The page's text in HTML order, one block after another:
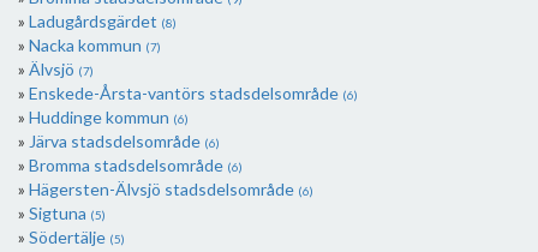
Ladugårdsgärdet (8)
Nacka kommun (7)
Älvsjö (7)
Enskede-Årsta-vantörs stadsdelsområde (6)
Huddinge kommun (6)
Järva stadsdelsområde (6)
Bromma stadsdelsområde (6)
Hägersten-Älvsjö stadsdelsområde (6)
Sigtuna (5)
Södertälje (5)